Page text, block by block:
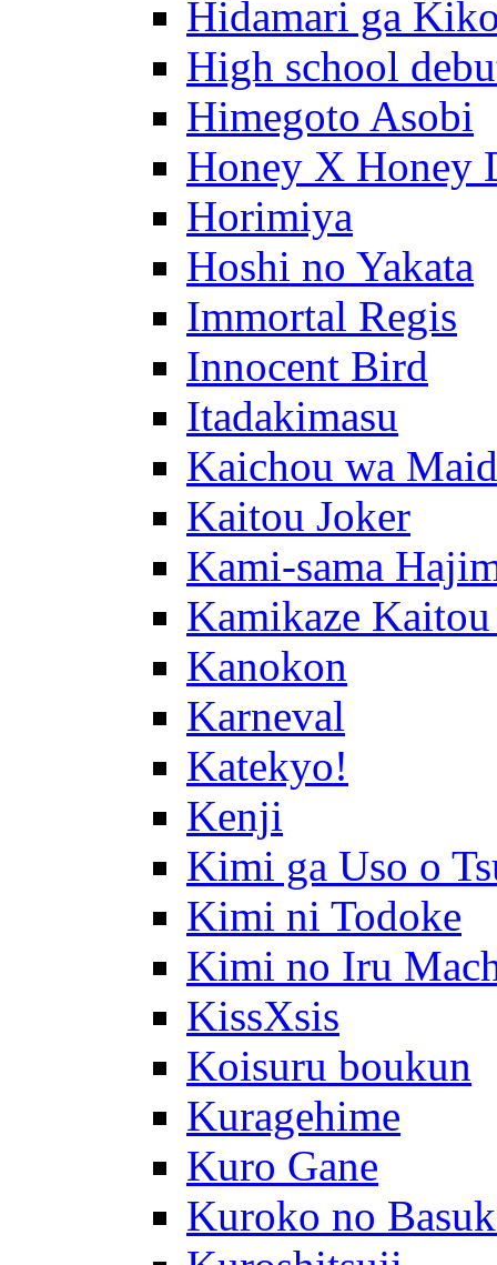
Hidamari ga
High school
Himegoto Asobi
Honey X Honey
Horimiya
Hoshi no Yakata
Immortal Regis
Innocent Bird
Itadakimasu
Kaichou wa
Kaitou Joker
Kami-sama
Kamikaze Kaitou
Kanokon
Karneval
Katekyo!
Kenji
Kimi ga Uso o
Kimi ni Todoke
Kimi no Iru
KissXsis
Koisuru boukun
Kuragehime
Kuro Gane
Kuroko no